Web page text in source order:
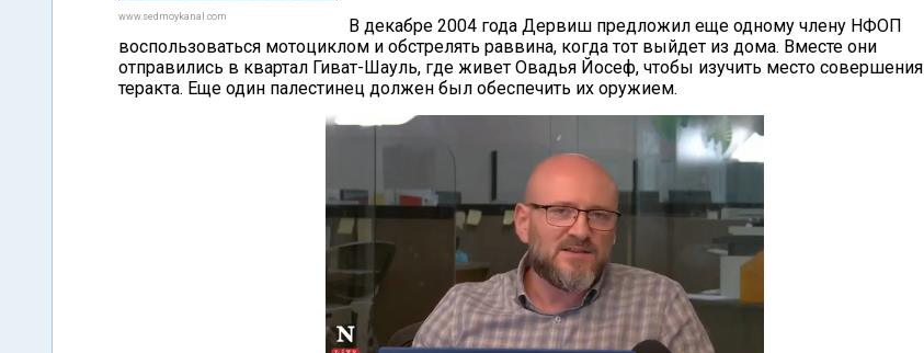
www.sedmoykanal.com
В декабре 2004 года Дервиш предложил еще одному члену НФОП
воспользоваться мотоциклом и обстрелять раввина, когда тот выйдет из дома. Вместе они
отправились в квартал Гиват-Шауль, где живет Овадья Йосеф, чтобы изучить место совершения
теракта. Еще один палестинец должен был обеспечить их оружием.